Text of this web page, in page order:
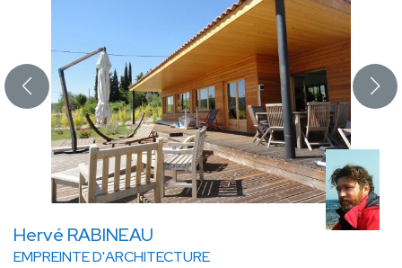
Hervé RABINEAU
EMPREINTE D'ARCHITECTURE